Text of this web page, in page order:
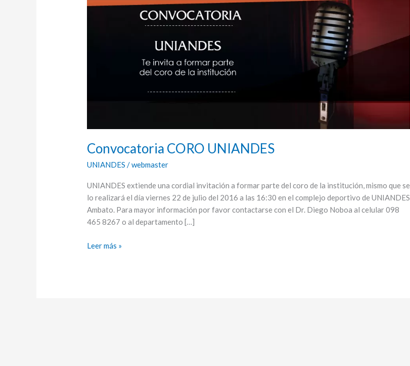
Convocatoria CORO UNIANDES
UNIANDES /webmaster
UNIANDES extiende una cordial invitación a formar parte del coro de la institución, mismo que se
lo realizará el día viernes 22 de julio del 2016 a las 16:30 en el complejo deportivo de UNIANDES
Ambato. Para mayor información por favor contactarse con el Dr. Diego Noboa al celular 098
465 8267 o al departamento […]
Leer más »